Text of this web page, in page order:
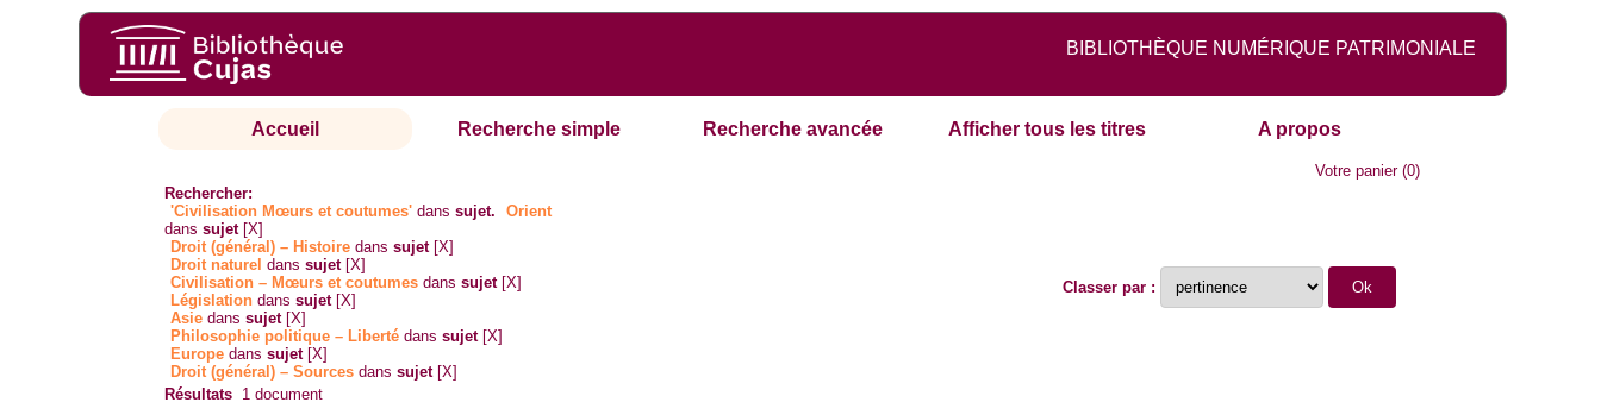
BIBLIOTHÈQUE NUMÉRIQUE PATRIMONIALE
Accueil Recherche simple Recherche avancée Afficher tous les titres A propos
Votre panier(0)
Rechercher:
'Civilisation Mœurs et coutumes' danssujet.
Orient
danssujet [X]
Droit (général) – Histoire danssujet [X]
Droit naturel danssujet [X]
Civilisation – Mœurs et coutumes danssujet [X]
Législation danssujet [X]
Asie danssujet [X]
Philosophie politique – Liberté danssujet [X]
Europe danssujet [X]
Droit (général) – Sources danssujet [X]
Classer par :
Résultats 1 document